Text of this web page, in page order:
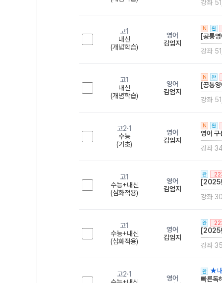
강좌
고1
내신
(개념학습)
영어
김엄지
N 완
[공통
강좌
고1
내신
(개념학습)
영어
김엄지
N 완
[공통
강좌
고2·1
수능
(기초)
영어
김엄지
N 완
영어
강좌
고1
수능+내신
(심화적용)
영어
김엄지
완 22
[2025
강좌
고1
수능+내신
(심화적용)
영어
김엄지
완 22
[2025
강좌
고2·1
영어
완 ★
빠른독